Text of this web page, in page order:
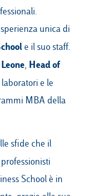
unica di
e il suo staff.
, Head of
e le
MBA della
sfide che il
School è in